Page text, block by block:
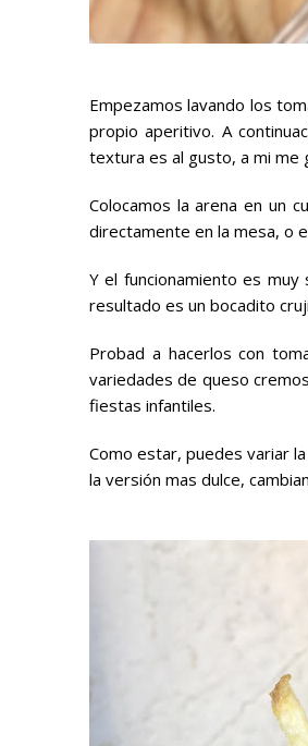
Empezamos lavando los
propio aperitivo. A
textura es al gusto, a mi me
Colocamos la arena en un
directamente en la mesa, o
Y el funcionamiento es
resultado es un bocadito
Probad a hacerlos con
variedades de queso
fiestas infantiles.
Como estar, puedes variar
la versión mas dulce,